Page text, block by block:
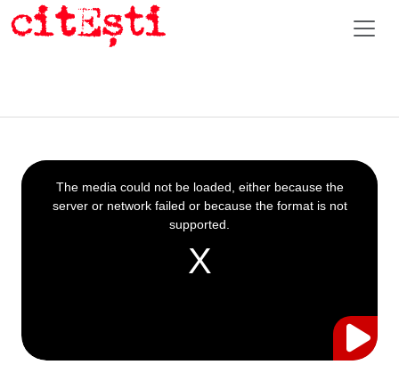
This
is
a
The media could not be loaded, either because the
server or network failed or because the format is not
supported.